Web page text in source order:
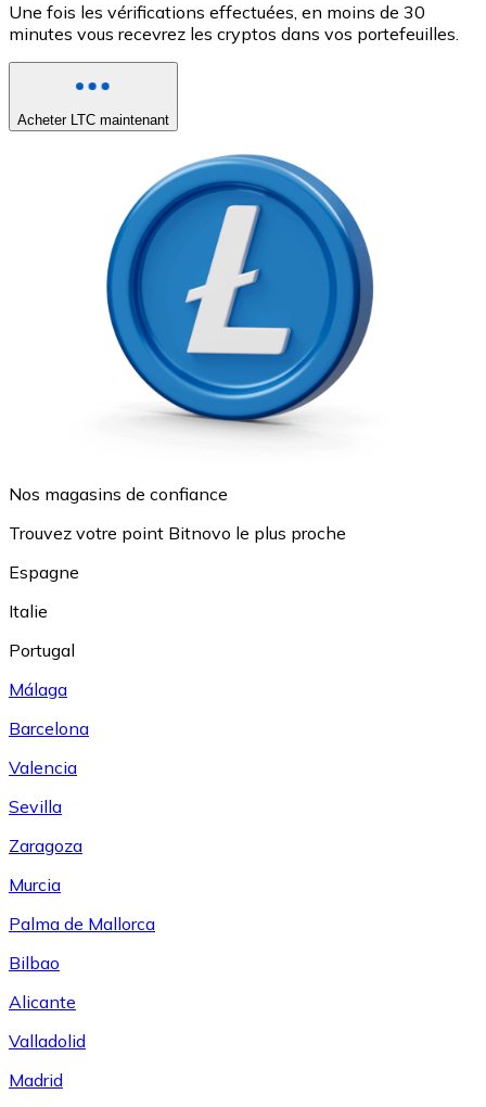
Une fois les vérifications effectuées, en moins de 30
minutes vous recevrez les cryptos dans vos portefeuilles.
Acheter LTC maintenant
Nos magasins de confiance
Trouvez votre point Bitnovo le plus proche
Espagne
Italie
Portugal
Málaga
Barcelona
Valencia
Sevilla
Zaragoza
Murcia
Palma de Mallorca
Bilbao
Alicante
Valladolid
Madrid